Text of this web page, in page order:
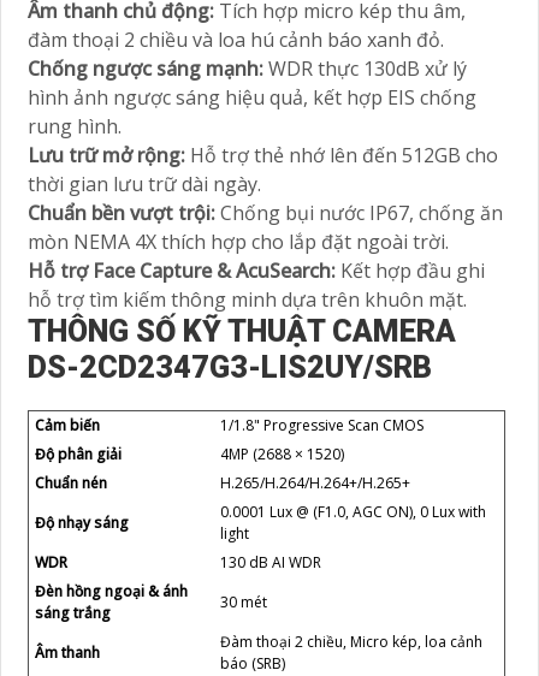
Âm thanh chủ động: Tích hợp micro kép thu âm,
đàm thoại 2 chiều và loa hú cảnh báo xanh đỏ.
Chống ngược sáng mạnh:WDR thực 130dB xử lý
hình ảnh ngược sáng hiệu quả, kết hợp EIS chống
rung hình.
Lưu trữ mở rộng: Hỗ trợ thẻ nhớ lên đến 512GB cho
thời gian lưu trữ dài ngày.
Chuẩn bền vượt trội:Chống bụi nước IP67, chống ăn
mòn NEMA 4X thích hợp cho lắp đặt ngoài trời.
Hỗ trợ Face Capture & AcuSearch: Kết hợp đầu ghi
hỗ trợ tìm kiếm thông minh dựa trên khuôn mặt.
THÔNG SỐ KỸ THUẬT CAMERA
DS-2CD2347G3-LIS2UY/SRB
Cảm biến
1/1.8" Progressive Scan CMOS
Độ phân giải
4MP (2688 × 1520)
Chuẩn nén
H.265/H.264/H.264+/H.265+
Độ nhạy sáng
0.0001 Lux @ (F1.0, AGC ON), 0 Lux with
light
WDR
130 dB AI WDR
Đèn hồng ngoại & ánh
sáng trắng
30 mét
Âm thanh
Đàm thoại 2 chiều, Micro kép, loa cảnh
báo (SRB)